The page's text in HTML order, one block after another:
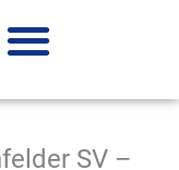
SV –